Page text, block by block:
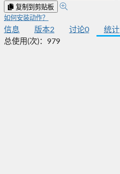
复制到剪贴板
如何安装动作？
信息 版本2 讨论0 统计
总使用(次)： 979